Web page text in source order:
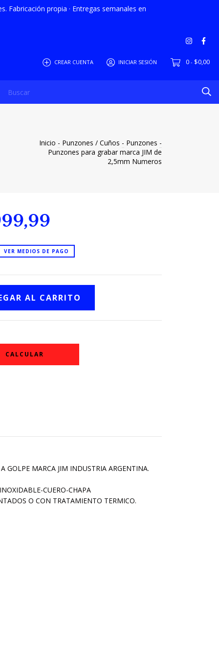
Fabricación propia · Entregas semanales en
CREAR CUENTA INICIAR SESIÓN 0 - $0,00
Condiciones Info Franquicias
Inicio - Punzones / Cuños - Punzones -
Punzones para grabar marca JIM de
2,5mm Numeros
VER MEDIOS DE PAGO
CALCULAR
GOLPE MARCA JIM INDUSTRIA ARGENTINA.
CUERO-CHAPA
O CON TRATAMIENTO TERMICO.